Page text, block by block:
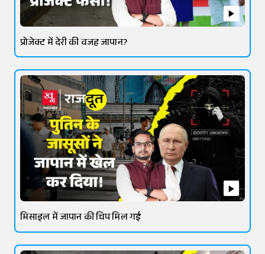
प्रोजेक्ट में देरी की वजह जापान?
मिसाइल में जापान की चिप मिल गई